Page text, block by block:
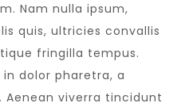
Nam nulla ipsum,
quis, ultricies convallis
fringilla tempus.
dolor pharetra, a
Aenean viverra tincidunt